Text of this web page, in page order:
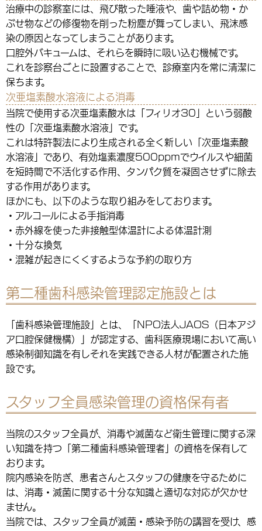
治療中の診察室には、飛び散った唾液や、歯や詰め物・か
ぶせ物などの修復物を削った粉塵が舞ってしまい、飛沫感
染の原因となってしまうことがあります。
口腔外バキュームは、それらを瞬時に吸い込む機械です。
これを診察台ごとに設置することで、診療室内を常に清潔に
保ちます。
次亜塩素酸水溶液による消毒
当院で使用する次亜塩素酸水は「フィリオ30」という弱酸
性の「次亜塩素酸水溶液」です。
これは特許製法により生成される全く新しい「次亜塩素酸
水溶液」であり、有効塩素濃度500ppmでウイルスや細菌
を短時間で不活化する作用、タンパク質を凝固させずに除去
する作用があります。
ほかにも、以下のような取り組みをしております。
・アルコールによる手指消毒
・赤外線を使った非接触型体温計による体温計測
・十分な換気
・混雑が起きにくくするような予約の取り方
第二種歯科感染管理認定施設とは
「歯科感染管理施設」とは、「NPO法人JAOS（日本アジ
ア口腔保健機構）」が認定する、歯科医療現場において高い
感染制御知識を有しそれを実践できる人材が配置された施
設です。
スタッフ全員感染管理の資格保有者
当院のスタッフ全員が、消毒や滅菌など衛生管理に関する深
い知識を持つ「第二種歯科感染管理者」の資格を保有して
おります。
院内感染を防ぎ、患者さんとスタッフの健康を守るために
は、消毒・滅菌に関する十分な知識と適切な対応が欠かせ
ません。
当院では、スタッフ全員が滅菌・感染予防の講習を受け、感